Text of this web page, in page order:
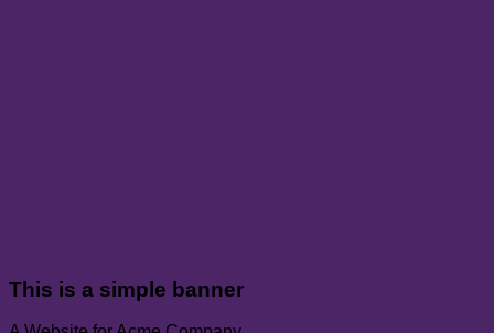
This is a simple banner